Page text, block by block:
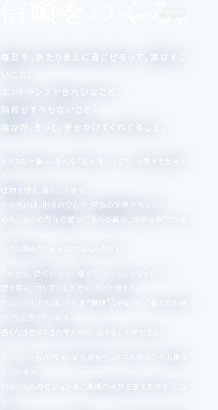
毎日を、あたりまえに過ごせるって、実はすご
いこと。
エントランスがきれいなこと。
階段がすべらないこと。
誰かが、そっと、手をかけてくれてること。
MMSの仕事は、そんな「見えないところ」を支える会社で
建物を守る。暮らしを守る。
その先には、地域の安心や、家族の笑顔があるから。
わたしたちの存在意義は、“まちの暮らしの守り手”でいる
いつも静かに、そっと、でもしっかりと。
これから、建物はもっと増えて、もっと古くなっていく。
空き家も、独り暮らしの方も、きっと増える。
でもわたしたちは、それを“課題”じゃなくて、“私たちの使
命”だと思っています。
長く付き合ってきた街だから、支えることができる。
マンションも、ビルも、文化財も守ってきたからこそ出来る
わたしたちのビジョンは、“地域の未来を支える存在”にな